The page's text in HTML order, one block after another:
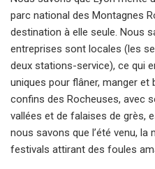
parc national des Montagnes
destination à elle seule. Nous
entreprises sont locales (les
deux stations-service), ce qui
uniques pour flâner, manger et
confins des Rocheuses, avec
vallées et de falaises de grès,
nous savons que l’été venu, la
festivals attirant des foules